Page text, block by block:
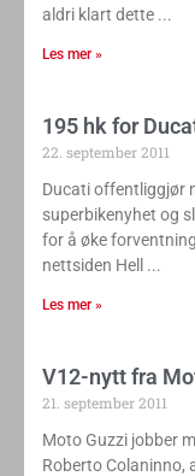
aldri klart dette
Les mer »
195 hk for
22. september 2011
Ducati offentliggjør
superbikenyhet og
for å øke
nettsiden Hell
Les mer »
V12-nytt fra
21. september 2011
Moto Guzzi jobber
Roberto Colaninno,